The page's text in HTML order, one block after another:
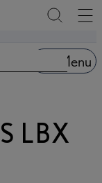
is 34.025 €
Menu
LBX